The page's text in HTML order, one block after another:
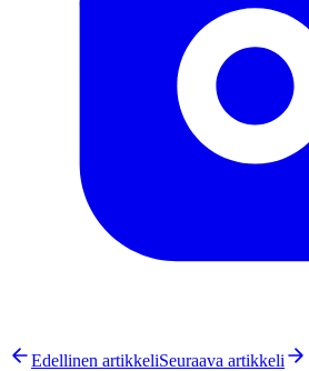
Edellinen artikkeliSeuraava artikkeli